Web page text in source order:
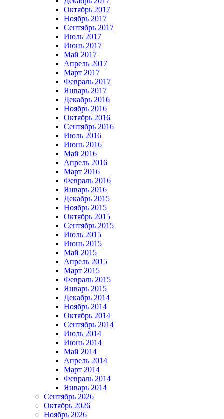
Октябрь 2017
Ноябрь 2017
Сентябрь 2017
Июль 2017
Июнь 2017
Май 2017
Апрель 2017
Март 2017
Февраль 2017
Январь 2017
Декабрь 2016
Ноябрь 2016
Октябрь 2016
Сентябрь 2016
Июль 2016
Июнь 2016
Май 2016
Апрель 2016
Март 2016
Февраль 2016
Январь 2016
Декабрь 2015
Ноябрь 2015
Октябрь 2015
Сентябрь 2015
Июль 2015
Июнь 2015
Май 2015
Апрель 2015
Март 2015
Февраль 2015
Январь 2015
Декабрь 2014
Ноябрь 2014
Октябрь 2014
Сентябрь 2014
Июль 2014
Июнь 2014
Май 2014
Апрель 2014
Март 2014
Февраль 2014
Январь 2014
Сентябрь 2026
Октябрь 2026
Ноябрь 2026